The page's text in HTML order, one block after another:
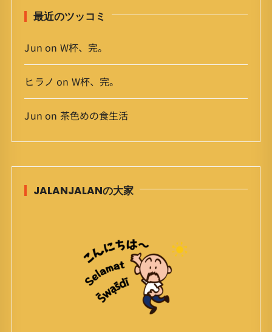
最近のツッコミ
Jun on W杯、完。
ヒラノ on W杯、完。
Jun on 茶色めの食生活
JALANJALANの大家